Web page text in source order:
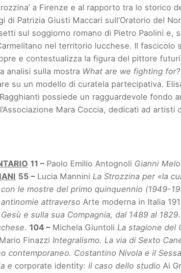
a Firenze e al rapporto tra lo storico
Patrizia Giusti Maccari sull’Oratorio del
sul soggiorno romano di Pietro Paolini
nel territorio lucchese. Il fascicolo
e contestualizza la figura del pittore
analisi sulla mostra What are we fighting for?
su un modello di curatela partecipativa.
possiede un ragguardevole fondo
Mara Coccia, dedicati ad
11 –Paolo Emilio Antognoli Gianni
55 –Lucia ManniniLa Strozzina per «la
le mostre del primo quinquennio (1949-
antinomie attraversoArte moderna in Italia
e sulla sua Compagnia, dal 1489 al 1829.
.104 –Michela GiuntoliLa stagione del
FinazziIntegralismo. La via di Sexto
contemporaneo. Costantino Nivola e il
e corporate identity: il caso dello studioAi